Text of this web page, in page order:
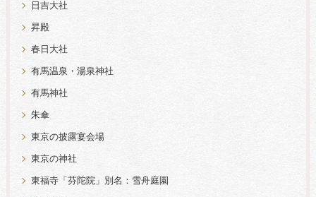
日吉大社
昇殿
春日大社
有馬温泉・湯泉神社
有馬神社
朱傘
東京の披露宴会場
東京の神社
東福寺「芬陀院」別名：雪舟庭園